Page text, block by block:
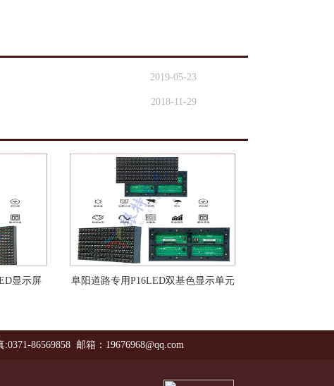
2019-05-23
2018-11-29
显示屏 阜阳道路专用P16LED双基色显示单元
:0371-86569858 邮箱：19676968@qq.com